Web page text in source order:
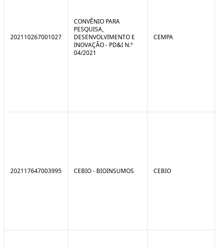
202110267001027
CONVÊNIO PARA
PESQUISA,
DESENVOLVIMENTO E
INOVAÇÃO - PD&I N.º
04/2021
CEMPA
202117647003995 CEBIO - BIOINSUMOS CEBIO